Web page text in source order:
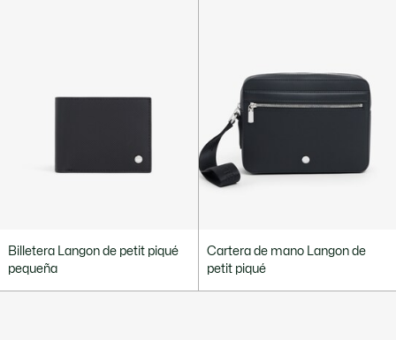
Billetera Langon de petit piqué
pequeña
Cartera de mano Langon de
petit piqué